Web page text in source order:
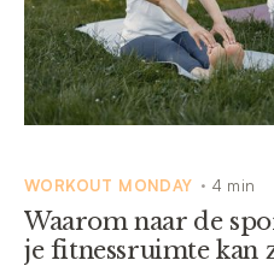
WORKOUT MONDAY • 4 min
Waarom naar de
je fitnessruimte kan